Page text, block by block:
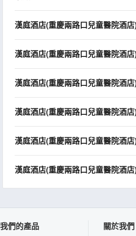
漢庭酒店(重慶兩路口兒童醫院酒
漢庭酒店(重慶兩路口兒童醫院酒
漢庭酒店(重慶兩路口兒童醫院酒
漢庭酒店(重慶兩路口兒童醫院酒
漢庭酒店(重慶兩路口兒童醫院酒
漢庭酒店(重慶兩路口兒童醫院酒
我們的產品 關於我們